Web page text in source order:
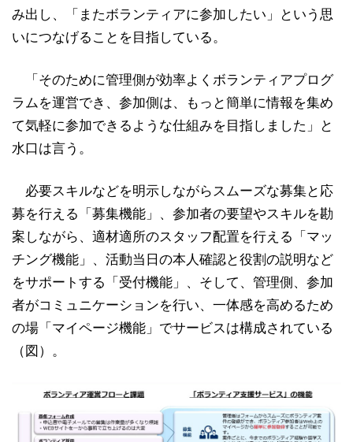
み出し、「またボランティアに参加したい」という思
いにつなげることを目指している。
「そのために管理側が効率よくボランティアプログ
ラムを運営でき、参加側は、もっと簡単に情報を集め
て気軽に参加できるような仕組みを目指しました」と
水口は言う。
必要スキルなどを明示しながらスムーズな募集と応
募を行える「募集機能」、参加者の要望やスキルを勘
案しながら、適材適所のスタッフ配置を行える「マッ
チング機能」、活動当日の本人確認と役割の説明など
をサポートする「受付機能」、そして、管理側、参加
者がコミュニケーションを行い、一体感を高めるため
の場「マイページ機能」でサービスは構成されている
（図）。